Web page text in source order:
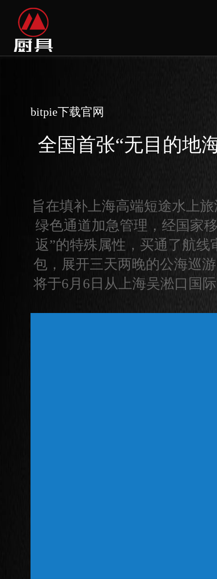
bitpie下载官网
全国首张“无目的地
旨在填补上海高端短途水上
绿色通道加急管理，经国家
返”的特殊属性，买通了航
包，展开三天两晚的公海巡
将于6月6日从上海吴淞口国